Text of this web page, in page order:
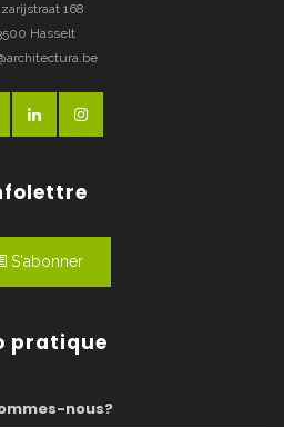
168
Hasselt
S'abonner
pratique
nous?